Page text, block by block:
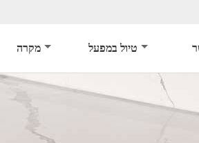
מקרה טיול במפעל